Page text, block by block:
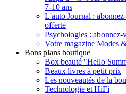
7-10 ans
L'auto Journal :
offerte
Psychologies : abonnez-
Votre magazine Modes
Bons plans boutique
Box beauté "Hello
Beaux livres à petit prix
Les nouveautés de la
Technologie et HiFi